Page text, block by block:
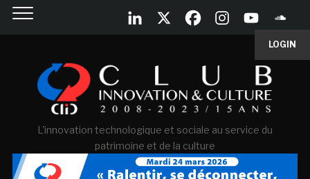
LOGIN
L'innovation technologique et sociale au service du
patrimoine et de la culture